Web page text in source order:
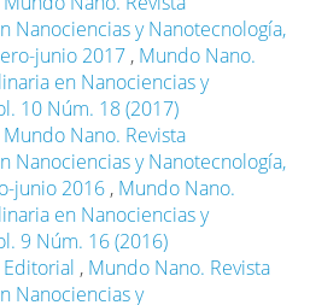
Nanociencias y Nanotecnología,
junio 2017 , Mundo Nano.
en Nanociencias y
10 Núm. 18 (2017)
Mundo Nano. Revista
Nanociencias y Nanotecnología,
junio 2016 , Mundo Nano.
en Nanociencias y
9 Núm. 16 (2016)
Editorial , Mundo Nano. Revista
Nanociencias y